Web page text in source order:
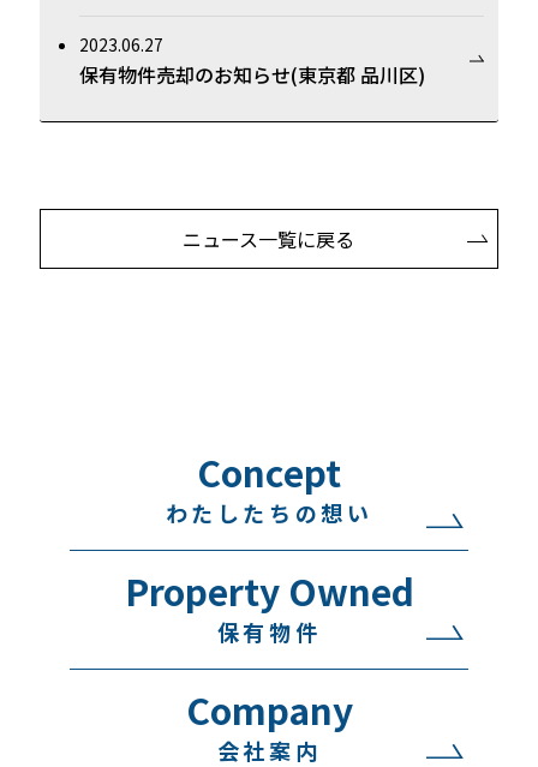
2023.06.27
保有物件売却のお知らせ(東京都 品川区)
ニュース一覧に戻る
Concept
わたしたちの想い
Property Owned
保有物件
Company
会社案内